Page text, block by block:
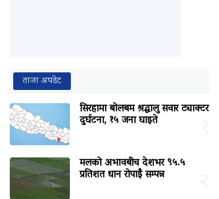
ताजा अपडेट
सिरहामा बोलबम श्रद्धालु सवार ट्याक्टर
दुर्घटना, १५ जना घाइते
मलको अभावबीच देशभर ९५.५
प्रतिशत धान रोपाइँ सम्पन्न